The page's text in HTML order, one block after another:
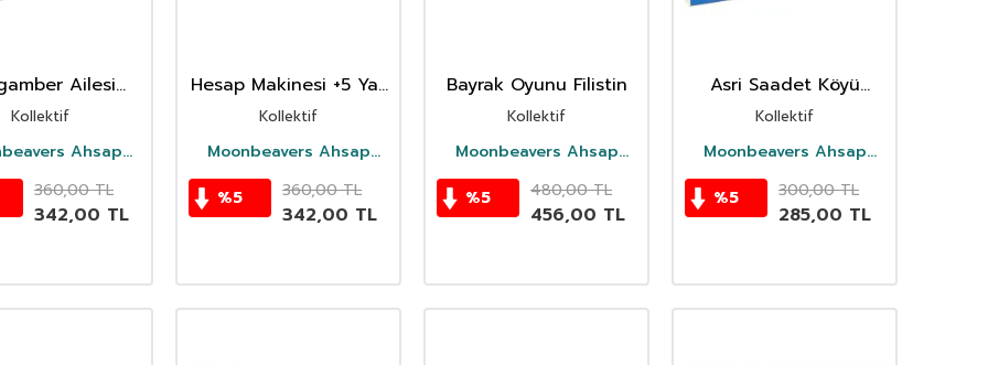
Ailesi
Agaci +3 Yaş
Oyuncak
Kollektif
Ahsap
360,00TL
342,00 TL
Hesap Makinesi +5 Yas
Ahsap Oyuncak
Kollektif
Moonbeavers Ahsap
%5 360,00TL
342,00 TL
Bayrak Oyunu Filistin
Kollektif
Moonbeavers Ahsap
%5 480,00TL
456,00 TL
Asri Saadet Köyü
Ahsap Saglikli
Oyuncak
Kollektif
Moonbeavers Ahsap
%5 300,00TL
285,00 TL